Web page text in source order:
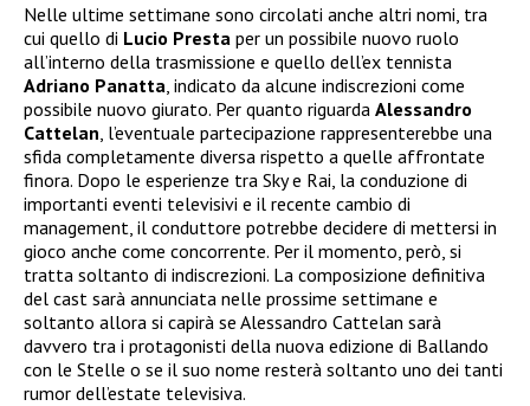
Nelle ultime settimane sono circolati anche altri nomi, tra
cui quello di Lucio Presta per un possibile nuovo ruolo
all’interno della trasmissione e quello dell’ex tennista
Adriano Panatta , indicato da alcune indiscrezioni come
possibile nuovo giurato. Per quanto riguarda Alessandro
Cattelan , l’eventuale partecipazione rappresenterebbe una
sfida completamente diversa rispetto a quelle affrontate
finora. Dopo le esperienze tra Sky e Rai, la conduzione di
importanti eventi televisivi e il recente cambio di
management, il conduttore potrebbe decidere di mettersi in
gioco anche come concorrente. Per il momento, però, si
tratta soltanto di indiscrezioni. La composizione definitiva
del cast sarà annunciata nelle prossime settimane e
soltanto allora si capirà se Alessandro Cattelan sarà
davvero tra i protagonisti della nuova edizione di Ballando
con le Stelle o se il suo nome resterà soltanto uno dei tanti
rumor dell’estate televisiva.